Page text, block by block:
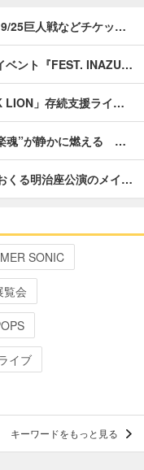
25巨人戦などチケッ…
ベント『FEST. INAZU…
LION」存続支援ライ…
魂”が静かに燃える …
くる明治座公演のメイ…
SONIC
覧会
イブ
キーワードをもっと見る